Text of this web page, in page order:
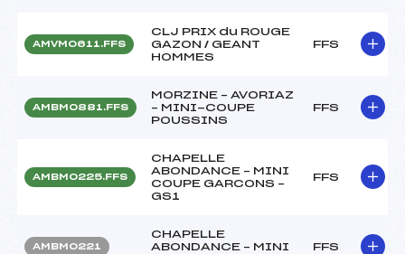
AMVM0611.FFS
CLJ PRIX du ROUGE
GAZON / GEANT
HOMMES
FFS
AMBM0881.FFS
MORZINE – AVORIAZ
– MINI-COUPE
POUSSINS
FFS
AMBM0225.FFS
CHAPELLE
ABONDANCE – MINI
COUPE GARCONS –
GS1
FFS
AMBM0221
CHAPELLE
ABONDANCE – MINI
FFS